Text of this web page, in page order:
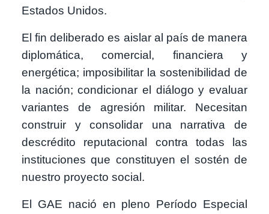
Estados Unidos.
El fin deliberado es aislar al país de manera
diplomática, comercial, financiera y
energética; imposibilitar la sostenibilidad de
la nación; condicionar el diálogo y evaluar
variantes de agresión militar. Necesitan
construir y consolidar una narrativa de
descrédito reputacional contra todas las
instituciones que constituyen el sostén de
nuestro proyecto social.
El GAE nació en pleno Período Especial